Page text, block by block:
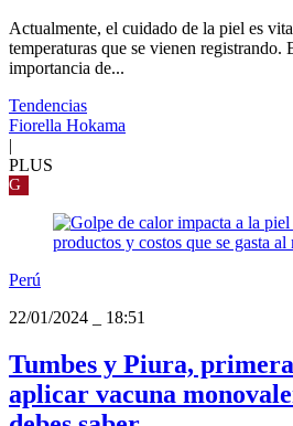
Actualmente, el cuidado de la piel es
temperaturas que se vienen registrando.
importancia de...
Tendencias
Fiorella Hokama
PLUS
G
Perú
22/01/2024
18:51
Tumbes y Piura,
aplicar vacuna